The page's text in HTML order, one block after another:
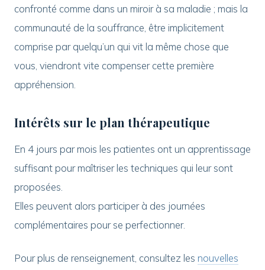
confronté comme dans un miroir à sa maladie ; mais la
communauté de la souffrance, être implicitement
comprise par quelqu’un qui vit la même chose que
vous, viendront vite compenser cette première
appréhension.
Intérêts sur le plan thérapeutique
En 4 jours par mois les patientes ont un apprentissage
suffisant pour maîtriser les techniques qui leur sont
proposées.
Elles peuvent alors participer à des journées
complémentaires pour se perfectionner.
Pour plus de renseignement, consultez les nouvelles